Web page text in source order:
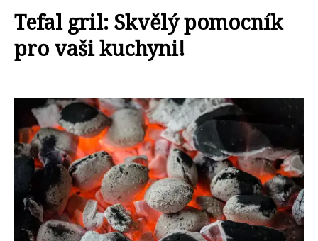
Tefal gril: Skvělý pomocník
pro vaši kuchyni!